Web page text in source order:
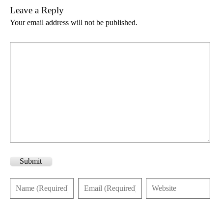
Leave a Reply
Your email address will not be published.
Submit